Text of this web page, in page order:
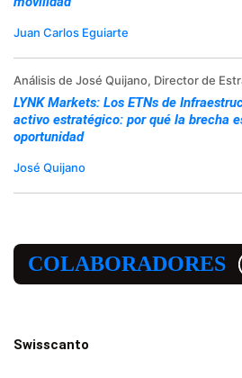
Juan Carlos Eguiarte
Análisis de José Quijano, Director de
LYNK Markets: Los ETNs de
activo estratégico: por qué la brecha
oportunidad
José Quijano
COLABORADORES
Swisscanto